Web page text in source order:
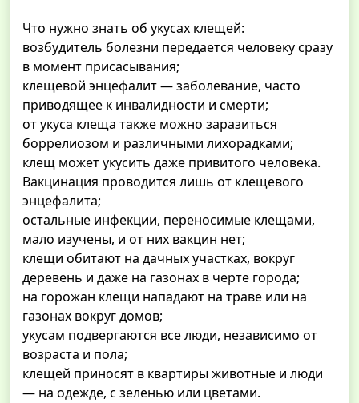
Что нужно знать об укусах клещей:
возбудитель болезни передается человеку сразу
в момент присасывания;
клещевой энцефалит — заболевание, часто
приводящее к инвалидности и смерти;
от укуса клеща также можно заразиться
боррелиозом и различными лихорадками;
клещ может укусить даже привитого человека.
Вакцинация проводится лишь от клещевого
энцефалита;
остальные инфекции, переносимые клещами,
мало изучены, и от них вакцин нет;
клещи обитают на дачных участках, вокруг
деревень и даже на газонах в черте города;
на горожан клещи нападают на траве или на
газонах вокруг домов;
укусам подвергаются все люди, независимо от
возраста и пола;
клещей приносят в квартиры животные и люди
— на одежде, с зеленью или цветами.